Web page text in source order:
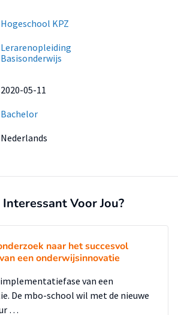
Hogeschool KPZ
Lerarenopleiding
Basisonderwijs
2020-05-11
Bachelor
Nederlands
Voor Jou?
naar het succesvol
een onderwijsinnovatie
van een
De mbo-school wil met de nieuwe
…